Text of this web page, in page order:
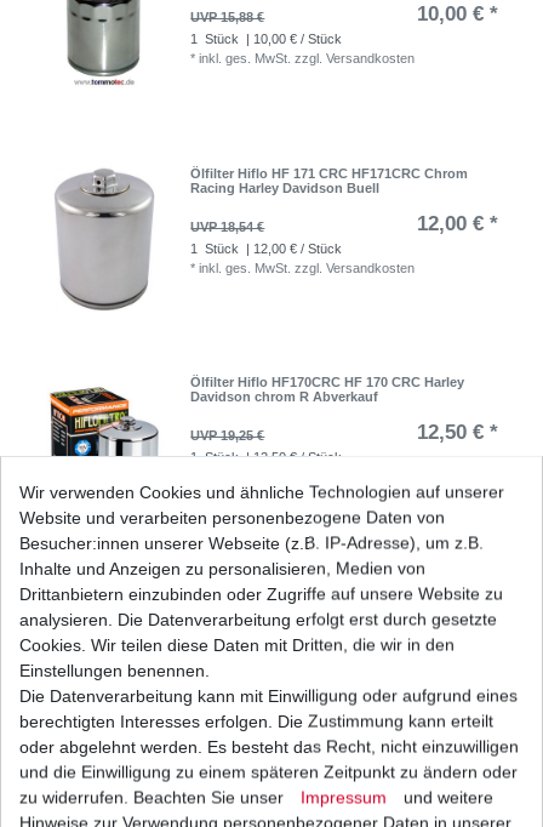
UVP 15,88 € 10,00 € *
1 Stück
| 10,00 € / Stück
*inkl. ges. MwSt. zzgl.Versandkosten
Ölfilter Hiflo HF 171 CRC HF171CRC Chrom
Racing Harley Davidson Buell
UVP 18,54 € 12,00 € *
1 Stück
| 12,00 € / Stück
*inkl. ges. MwSt. zzgl.Versandkosten
Ölfilter Hiflo HF170CRC HF 170 CRC Harley
Davidson chrom R Abverkauf
UVP 19,25 € 12,50 € *
1 Stück | 12,50 € / Stück
Ölfilter Hiflo HF171C HF 171C Chrom Harley
Davidson, Buell Abverkauf
UVP 15,68 € 11,00 € *
1 Stück
zzgl. Versandkosten
Ölfilter Hiflo HF172C chrom Harley Davidson
1980-1986 Abverkauf
Wir verwenden Cookies und ähnliche Technologien auf unserer
Website und verarbeiten personenbezogene Daten von
Besucher:innen unserer Webseite (z.B. IP-Adresse), um z.B.
Inhalte und Anzeigen zu personalisieren, Medien von
Drittanbietern einzubinden oder Zugriffe auf unsere Website zu
analysieren. Die Datenverarbeitung erfolgt erst durch gesetzte
Cookies. Wir teilen diese Daten mit Dritten, die wir in den
Einstellungen benennen.
Die Datenverarbeitung kann mit Einwilligung oder aufgrund eines
berechtigten Interesses erfolgen. Die Zustimmung kann erteilt
oder abgelehnt werden. Es besteht das Recht, nicht einzuwilligen
und die Einwilligung zu einem späteren Zeitpunkt zu ändern oder
zu widerrufen. Beachten Sie unser
Impressum
und weitere
Hinweise zur Verwendung personenbezogener Daten in unserer